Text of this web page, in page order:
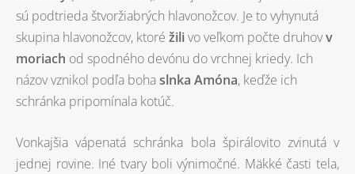
sú podtrieda štvoržiabrých hlavonožcov. Je to vyhynutá
skupina hlavonožcov, ktoré žili vo veľkom počte druhovv
moriach od spodného devónu do vrchnej kriedy. Ich
názov vznikol podľa bohaslnka Amóna, keďže ich
schránka pripomínala kotúč.
Vonkajšia vápenatá schránka bola špirálovito zvinutá v
jednej rovine. Iné tvary boli výnimočné. Mäkké časti tela,